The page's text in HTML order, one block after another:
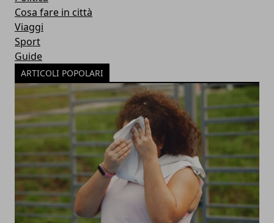
Cosa fare in città
Viaggi
Sport
Guide
ARTICOLI POPOLARI